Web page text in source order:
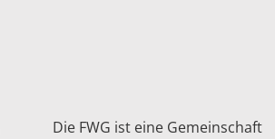
Die FWG ist eine Gemeinschaft